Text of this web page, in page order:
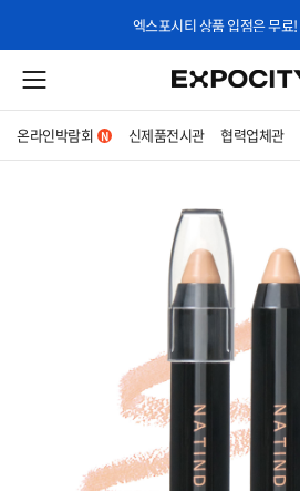
엑스포시티 상품 입점은 무료!
온라인박람회 신제품전시관 협력업체관